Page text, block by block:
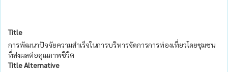
Title
การพัฒนาปัจจัยความสำเร็จในการบริหารจัดการการท่องเที่ยวโดยชุมชน
ที่ส่งผลต่อคุณภาพชีวิต
Title Alternative